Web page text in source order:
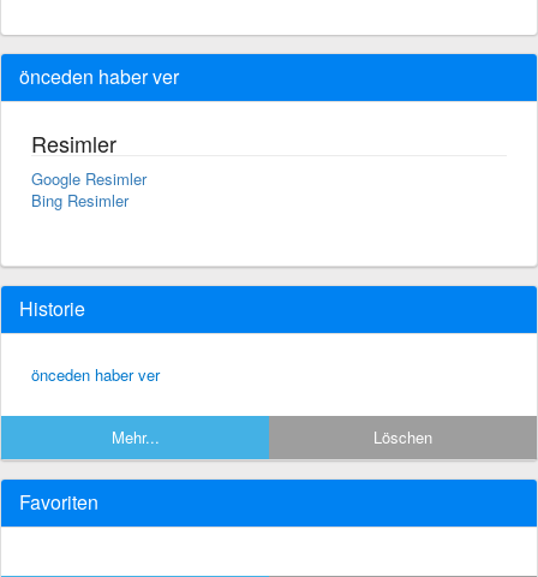
önceden haber ver
Resimler
Google Resimler
Bing Resimler
Historie
önceden haber ver
Mehr... Löschen
Favoriten